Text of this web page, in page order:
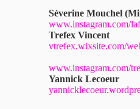
Séverine Mouchel
www.instagram.com/
Trefex Vincent
vtrefex.wixsite.com/
www.instagram.com/
Yannick Lecoeur